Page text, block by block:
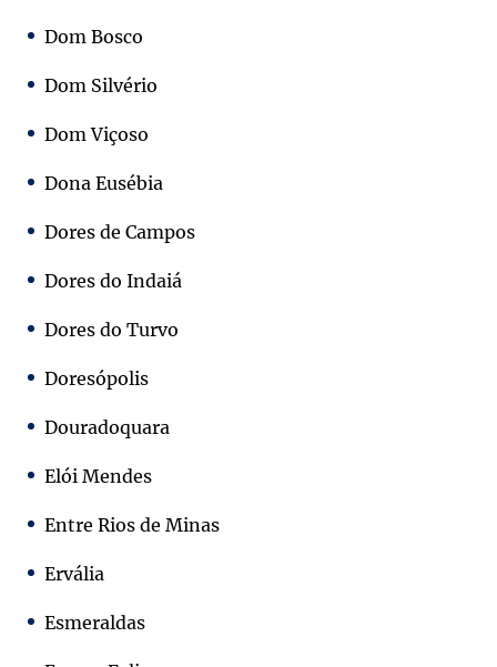
Dom Bosco
Dom Silvério
Dom Viçoso
Dona Eusébia
Dores de Campos
Dores do Indaiá
Dores do Turvo
Doresópolis
Douradoquara
Elói Mendes
Entre Rios de Minas
Ervália
Esmeraldas